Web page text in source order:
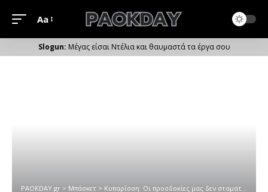
Μέγεθος
Γραμματοσειράς
Aa
Μέγας είσαι Ντέλια και θαυμαστά τα έργα σου
PAOKDAY.gr > Μπάσκετ > Κυπαρίσση: Οι προσδοκίες μας δεν σταματούν εδώ!